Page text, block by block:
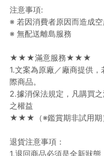
注意事項:
※ 若因消費者原因而造成
※ 無配送離島服務
★★★滿意服務★★★
1.文案為原廠／廠商提供
際商品。
2.據消保法規定，凡購買
之權益
★★★（※鑑賞期非試用
退貨注意事項：
1.退回商品必須是全新狀